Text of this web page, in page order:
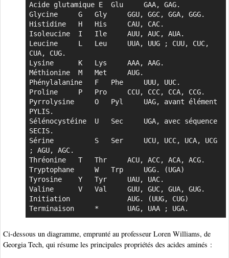
Acide glutamique E 	Glu 	GAA, GAG.
Glycine 	G 	Gly 	GGU, GGC, GGA, GGG.
Histidine 	H 	His 	CAU, CAC.
Isoleucine 	I 	Ile 	AUU, AUC, AUA.
Leucine 	L 	Leu 	UUA, UUG ; CUU, CUC,
CUA, CUG.
Lysine		K 	Lys 	AAA, AAG.
Méthionine 	M 	Met 	AUG.
Phénylalanine	F 	Phe 	UUU, UUC.
Proline 	P 	Pro 	CCU, CCC, CCA, CCG.
Pyrrolysine 	O 	Pyl 	UAG, avant élément
PYLIS.
Sélénocystéine	U 	Sec 	UGA, avec séquence
SECIS.
Sérine	       	S 	Ser 	UCU, UCC, UCA, UCG
; AGU, AGC.
Thréonine 	T 	Thr 	ACU, ACC, ACA, ACG.
Tryptophane 	W 	Trp 	UGG. (UGA)
Tyrosine 	Y 	Tyr 	UAU, UAC.
Valine		V 	Val 	GUU, GUC, GUA, GUG.
Initiation 		     	AUG. (UUG, CUG)
Terminaison 	* 		UAG, UAA ; UGA.
Ci-dessous un diagramme, emprunté au professeur Loren Williams, de
Georgia Tech, qui résume les principales propriétés des acides aminés :